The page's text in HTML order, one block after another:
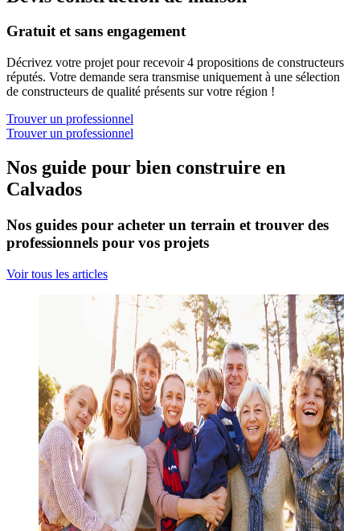
Gratuit et sans engagement
Décrivez votre projet pour recevoir 4 propositions de constructeurs
réputés. Votre demande sera transmise uniquement à une sélection
de constructeurs de qualité présents sur votre région !
Trouver un professionnel
Trouver un professionnel
Nos guide pour bien construire en
Calvados
Nos guides pour acheter un terrain et trouver des
professionnels pour vos projets
Voir tous les articles